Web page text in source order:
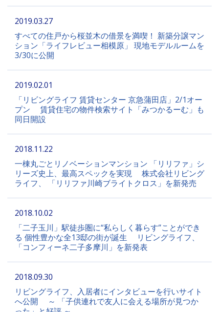
2019.03.27
すべての住戸から桜並木の借景を満喫！ 新築分譲マン
ション「ライフレビュー相模原」 現地モデルルームを
3/30に公開
2019.02.01
「リビングライフ 賃貸センター 京急蒲田店」2/1オー
プン 賃貸住宅の物件検索サイト「みつかるーむ」も
同日開設
2018.11.22
一棟丸ごとリノベーションマンション 「リリファ」シ
リーズ史上、最高スペックを実現 株式会社リビング
ライフ、 「リリファ川崎ブライトクロス」を新発売
2018.10.02
「二子玉川」駅徒歩圏に“私らしく暮らす”ことができ
る 個性豊かな全13邸の街が誕生 リビングライフ、
「コンフィーネ二子多摩川」を新発表
2018.09.30
リビングライフ、入居者にインタビューを行いサイト
へ公開 ～ 「子供連れで友人に会える場所が見つか